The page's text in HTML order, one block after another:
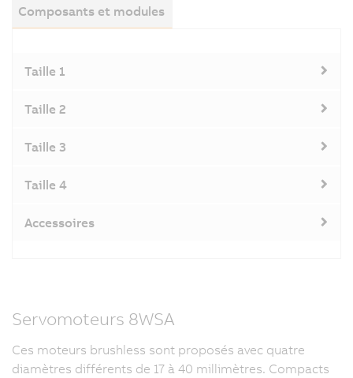
Composants et modules
Taille 1
Taille 2
Taille 3
Taille 4
Accessoires
Servomoteurs 8WSA
Ces moteurs brushless sont proposés avec quatre
diamètres différents de 17 à 40 millimètres. Compacts